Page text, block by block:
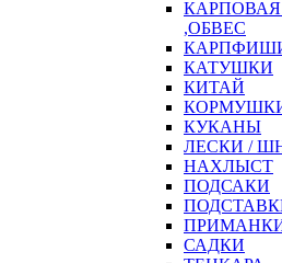
,ОБВЕС
КАТУШКИ
КИТАЙ
КУКАНЫ
ЛЕСКИ /
НАХЛЫСТ
ПОДСАКИ
САДКИ